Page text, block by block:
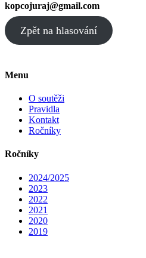
kopcojuraj@gmail.com
Zpět na hlasování
Menu
O soutěži
Pravidla
Kontakt
Ročníky
Ročníky
2024/2025
2023
2022
2021
2020
2019